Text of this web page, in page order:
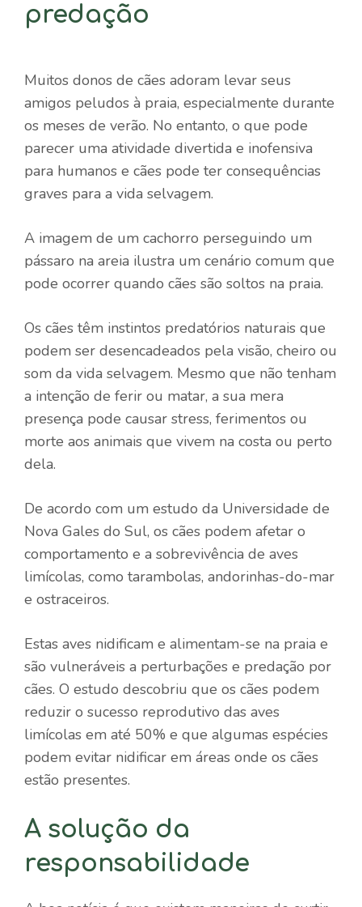
predação
Muitos donos de cães adoram levar seus
amigos peludos à praia, especialmente durante
os meses de verão. No entanto, o que pode
parecer uma atividade divertida e inofensiva
para humanos e cães pode ter consequências
graves para a vida selvagem.
A imagem de um cachorro perseguindo um
pássaro na areia ilustra um cenário comum que
pode ocorrer quando cães são soltos na praia.
Os cães têm instintos predatórios naturais que
podem ser desencadeados pela visão, cheiro ou
som da vida selvagem. Mesmo que não tenham
a intenção de ferir ou matar, a sua mera
presença pode causar stress, ferimentos ou
morte aos animais que vivem na costa ou perto
dela.
De acordo com um estudo da Universidade de
Nova Gales do Sul, os cães podem afetar o
comportamento e a sobrevivência de aves
limícolas, como tarambolas, andorinhas-do-mar
e ostraceiros.
Estas aves nidificam e alimentam-se na praia e
são vulneráveis ​​a perturbações e predação por
cães. O estudo descobriu que os cães podem
reduzir o sucesso reprodutivo das aves
limícolas em até 50% e que algumas espécies
podem evitar nidificar em áreas onde os cães
estão presentes.
A solução da
responsabilidade